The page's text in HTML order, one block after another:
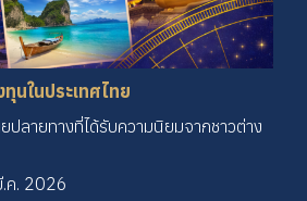
นในประเทศไทย
ปลายทางที่ได้รับความนิยมจากชาวต่าง
ค. 2026